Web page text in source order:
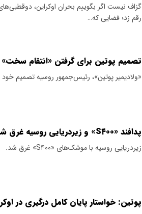
گزاف نیست اگر بگوییم بحران اوکراین،
رقم زد؛ فضایی که…
تصمیم پوتین برای گرفتن «انتقام سخت»
«ولادیمیر پوتین»، رئیس‌جمهور روسیه تصمیم
پدافند «S۴۰۰» و زیردریایی روسیه غرق شد
زیردریایی روسیه با موشک‌های «S۴۰۰» غرق شد.
پوتین: خواستار پایان کامل درگیری در